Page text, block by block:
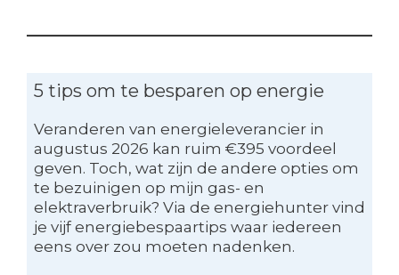
5 tips om te besparen op energie
Veranderen van energieleverancier in
augustus 2026 kan ruim €395 voordeel
geven. Toch, wat zijn de andere opties om
te bezuinigen op mijn gas- en
elektraverbruik? Via de energiehunter vind
je vijf energiebespaartips waar iedereen
eens over zou moeten nadenken.